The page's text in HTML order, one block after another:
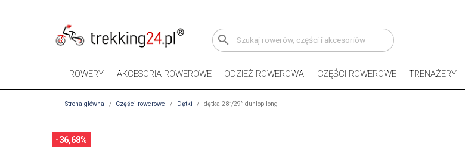
search
ROWERY AKCESORIA ROWEROWE ODZIEŻ ROWEROWA CZĘŚCI ROWEROWE TRENAŻERY
Strona główna Części rowerowe Dętki dętka 28”/29” dunlop long
-36,68%